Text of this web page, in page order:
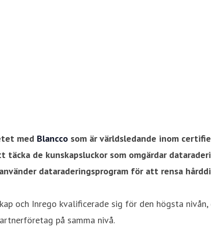
med Blancco som är världsledande inom
de kunskapsluckor som omgärdar
dataraderingsprogram för att rensa
och Inrego kvalificerade sig för den högsta
på samma nivå.